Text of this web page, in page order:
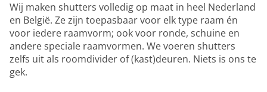
Wij maken shutters volledig op maat in heel Nederland
en België. Ze zijn toepasbaar voor elk type raam én
voor iedere raamvorm; ook voor ronde, schuine en
andere speciale raamvormen. We voeren shutters
zelfs uit als roomdivider of (kast)deuren. Niets is ons te
gek.